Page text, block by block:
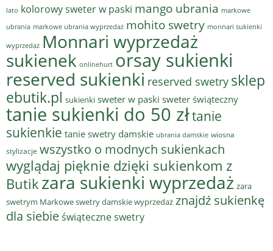
lato kolorowy sweter w paski mango ubrania markowe
ubrania markowe ubrania wyprzedaż mohito swetry monnari sukienki
wyprzedaż Monnari wyprzedaż
sukienek onlinehurt orsay sukienki
reserved sukienki reserved swetry sklep
ebutik.pl sukienki sweter w paski sweter świąteczny
tanie sukienki do 50 złtanie
sukienkie tanie swetry damskie ubrania damskie wiosna
stylizacje wszystko o modnych sukienkach
wyglądaj pięknie dzięki sukienkom z
Butik zara sukienki wyprzedaż zara
swetrym Markowe swetry damskie wyprzedaż znajdź sukienkę
dla siebieświąteczne swetry